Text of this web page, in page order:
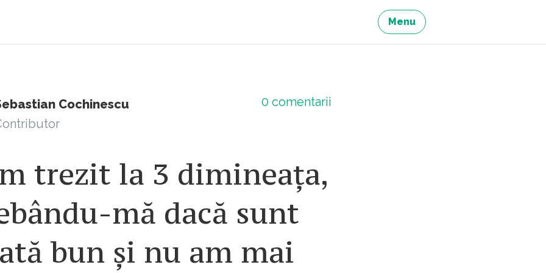
Menu
Cochinescu
0 comentarii
trezit la 3 dimineața,
mă dacă sunt
bun și nu am mai